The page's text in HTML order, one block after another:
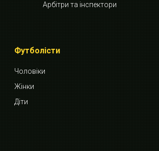
Арбітри та інспектори
Футболісти
Чоловіки
Жінки
Діти